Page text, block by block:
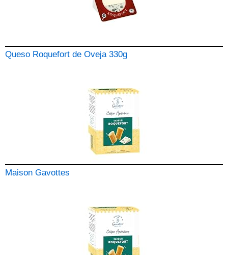
Queso Roquefort de Oveja 330g
Maison Gavottes